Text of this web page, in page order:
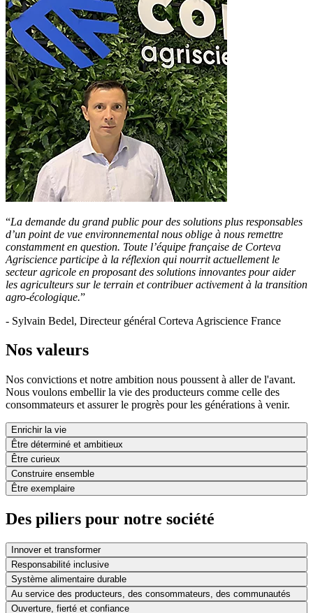
“La demande du grand public pour des solutions plus responsables
d’un point de vue environnemental nous oblige à nous remettre
constamment en question. Toute l’équipe française de Corteva
Agriscience participe à la réflexion qui nourrit actuellement le
secteur agricole en proposant des solutions innovantes pour aider
les agriculteurs sur le terrain et contribuer activement à la transition
agro-écologique.”
- Sylvain Bedel, Directeur général Corteva Agriscience France
Nos valeurs
Nos convictions et notre ambition nous poussent à aller de l'avant.
Nous voulons embellir la vie des producteurs comme celle des
consommateurs et assurer le progrès pour les générations à venir.
Enrichir la vie
Être déterminé et ambitieux
Être curieux
Construire ensemble
Être exemplaire
Des piliers pour notre société
Innover et transformer
Responsabilité inclusive
Système alimentaire durable
Au service des producteurs, des consommateurs, des communautés
Ouverture, fierté et confiance